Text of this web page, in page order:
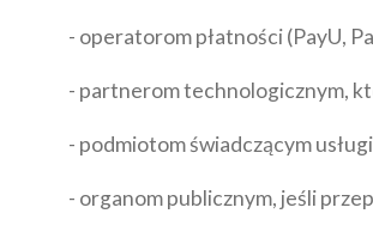
- operatorom płatności (PayU,
- partnerom technologicznym,
- podmiotom świadczącym
- organom publicznym, jeśli